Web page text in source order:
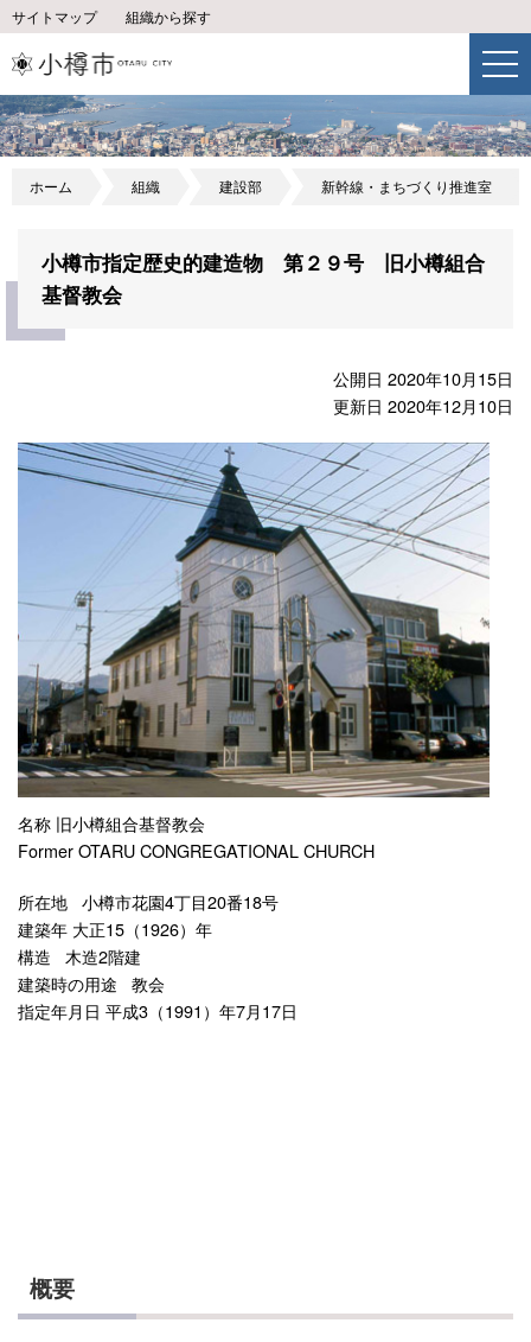
サイトマップ 組織から探す
ホーム 組織 建設部 新幹線・まちづくり推進室
小樽市指定歴史的建造物 第２９号 旧小樽組合
基督教会
公開日 2020年10月15日
更新日 2020年12月10日
名称 旧小樽組合基督教会
Former OTARU CONGREGATIONAL CHURCH
所在地 小樽市花園4丁目20番18号
建築年 大正15（1926）年
構造 木造2階建
建築時の用途 教会
指定年月日 平成3（1991）年7月17日
概要